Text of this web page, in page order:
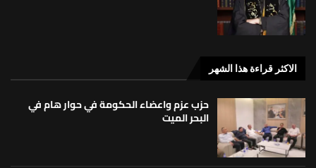
الاكثر قراءة هذا الشهر
حزب عزم واعضاء الحكومة في حوار هام في
البحر الميت